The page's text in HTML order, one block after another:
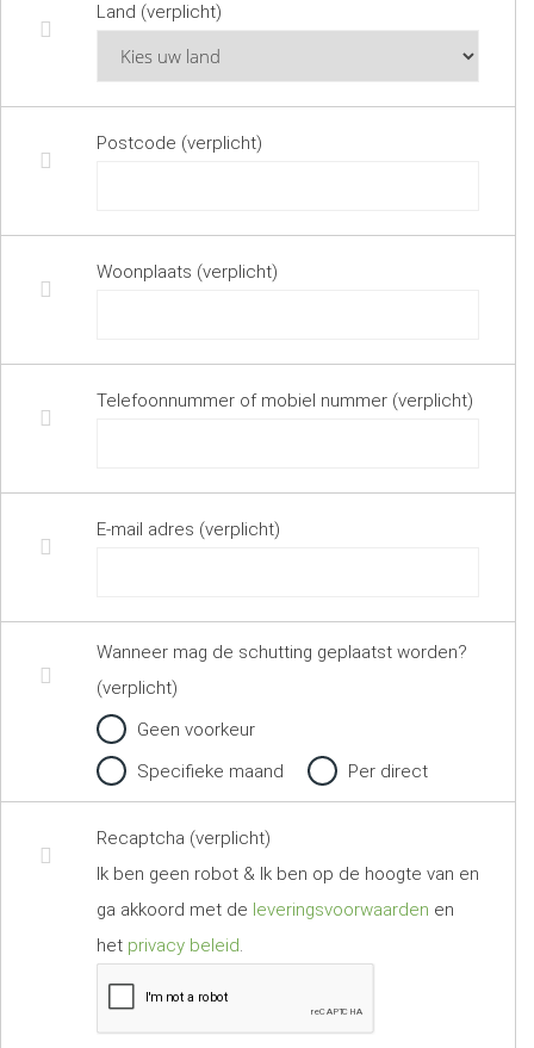
Land (verplicht)
Postcode (verplicht)
Woonplaats (verplicht)
Telefoonnummer of mobiel nummer (verplicht)
E-mail adres (verplicht)
Wanneer mag de schutting geplaatst worden?
(verplicht)
Geen voorkeur
Specifieke maand
Per direct
Recaptcha (verplicht)
Ik ben geen robot & Ik ben op de hoogte van en
ga akkoord met de leveringsvoorwaarden en
het privacy beleid.